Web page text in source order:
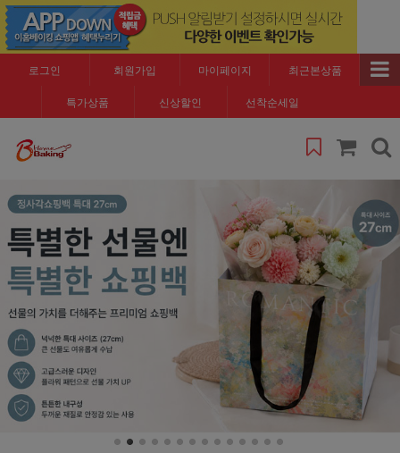
로그인 회원가입 마이페이지 최근본상품
특가상품 신상할인 선착순세일